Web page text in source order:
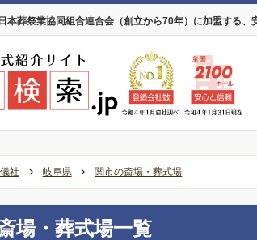
本葬祭業協同組合連合会（創立から70年）に加盟する、
社 岐阜県 関市の斎場・葬式場
場・葬式場一覧